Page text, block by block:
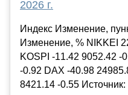
2026 г.
Индекс Изменение,
Изменение, % NIKKEI
KOSPI -11.42 9052.42 -
-0.92 DAX -40.98
8421.14 -0.55 Источник: